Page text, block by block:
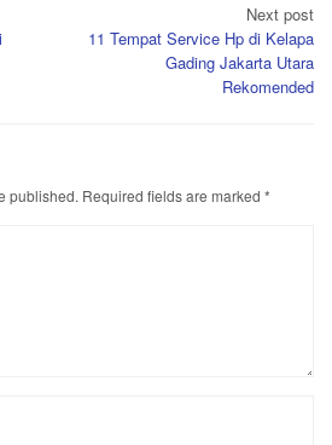
Next post
11 Tempat Service Hp di Kelapa
Gading Jakarta Utara
Rekomended
published. Required fields are marked *